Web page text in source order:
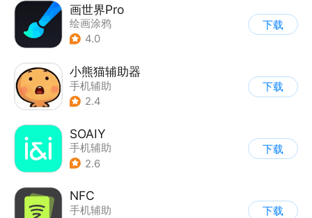
画世界Pro
绘画涂鸦
4.0
下载
小熊猫辅助器
手机辅助
2.4
下载
SOAIY
手机辅助
2.6
下载
NFC
手机辅助
下载